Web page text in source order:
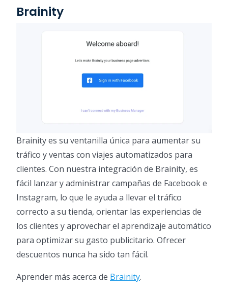
Brainity
Brainity es su ventanilla única para aumentar su
tráfico y ventas con viajes automatizados para
clientes. Con nuestra integración de Brainity, es
fácil lanzar y administrar campañas de Facebook e
Instagram, lo que le ayuda a llevar el tráfico
correcto a su tienda, orientar las experiencias de
los clientes y aprovechar el aprendizaje automático
para optimizar su gasto publicitario. Ofrecer
descuentos nunca ha sido tan fácil.
Aprender más acerca de Brainity.